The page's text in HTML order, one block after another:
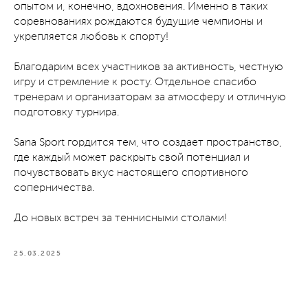
опытом и, конечно, вдохновения. Именно в таких
соревнованиях рождаются будущие чемпионы и
укрепляется любовь к спорту!
Благодарим всех участников за активность, честную
игру и стремление к росту. Отдельное спасибо
тренерам и организаторам за атмосферу и отличную
подготовку турнира.
Sana Sport гордится тем, что создает пространство,
где каждый может раскрыть свой потенциал и
почувствовать вкус настоящего спортивного
соперничества.
До новых встреч за теннисными столами!
25.03.2025